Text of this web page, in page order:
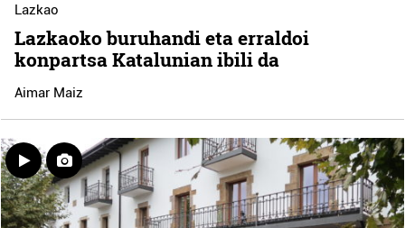
Lazkao
Lazkaoko buruhandi eta erraldoi
konpartsa Katalunian ibili da
Aimar Maiz